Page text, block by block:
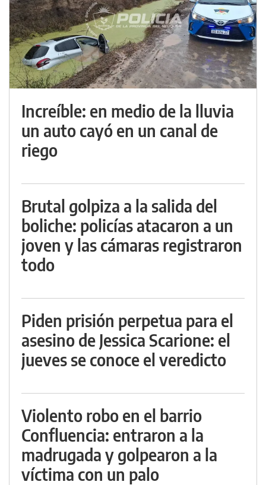
Increíble: en medio de la lluvia
un auto cayó en un canal de
riego
Brutal golpiza a la salida del
boliche: policías atacaron a un
joven y las cámaras registraron
todo
Piden prisión perpetua para el
asesino de Jessica Scarione: el
jueves se conoce el veredicto
Violento robo en el barrio
Confluencia: entraron a la
madrugada y golpearon a la
víctima con un palo